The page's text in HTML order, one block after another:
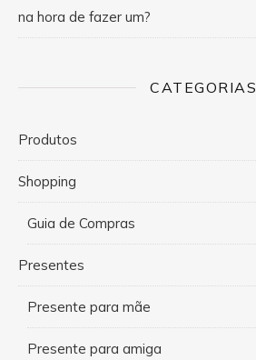
na hora de fazer um?
CATEGORIAS
Produtos
Shopping
Guia de Compras
Presentes
Presente para mãe
Presente para amiga